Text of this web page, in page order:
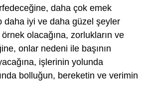
daha çok emek
daha iyi ve daha güzel şeyler
olacağına, zorlukların ve
onlar nedeni ile başının
işlerinin yolunda
bolluğun, bereketin ve verimin